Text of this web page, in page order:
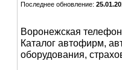
Последнее обновление:
Воронежская
Каталог автофирм,
оборудования,